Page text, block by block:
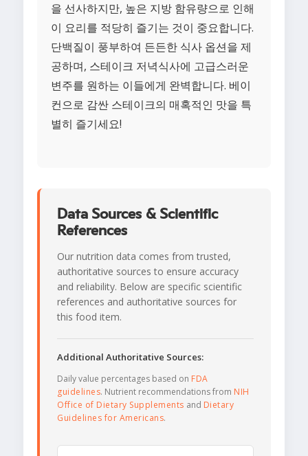
을 선사하지만, 높은 지방 함유량으로 인해
이 요리를 적당히 즐기는 것이 중요합니다.
단백질이 풍부하여 든든한 식사 옵션을 제
공하며, 스테이크 저녁식사에 고급스러운
변주를 원하는 이들에게 완벽합니다. 베이
컨으로 감싼 스테이크의 매혹적인 맛을 특
별히 즐기세요!
Data Sources & Scientific
References
Our nutrition data comes from trusted,
authoritative sources to ensure accuracy
and reliability. Below are specific scientific
references and authoritative sources for
this food item.
Additional Authoritative Sources:
Daily value percentages based on FDA
guidelines. Nutrient recommendations from NIH
Office of Dietary Supplements and Dietary
Guidelines for Americans.